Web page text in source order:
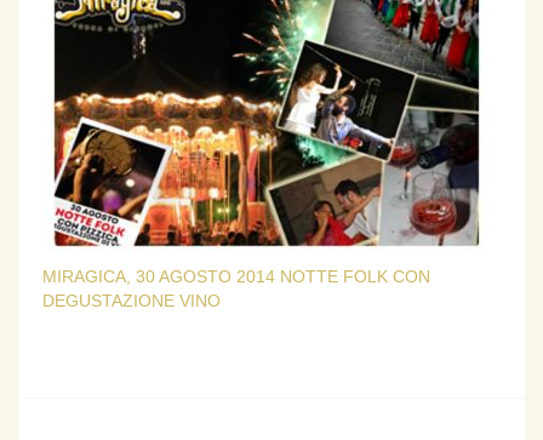
MIRAGICA, 30 AGOSTO 2014 NOTTE FOLK CON
DEGUSTAZIONE VINO